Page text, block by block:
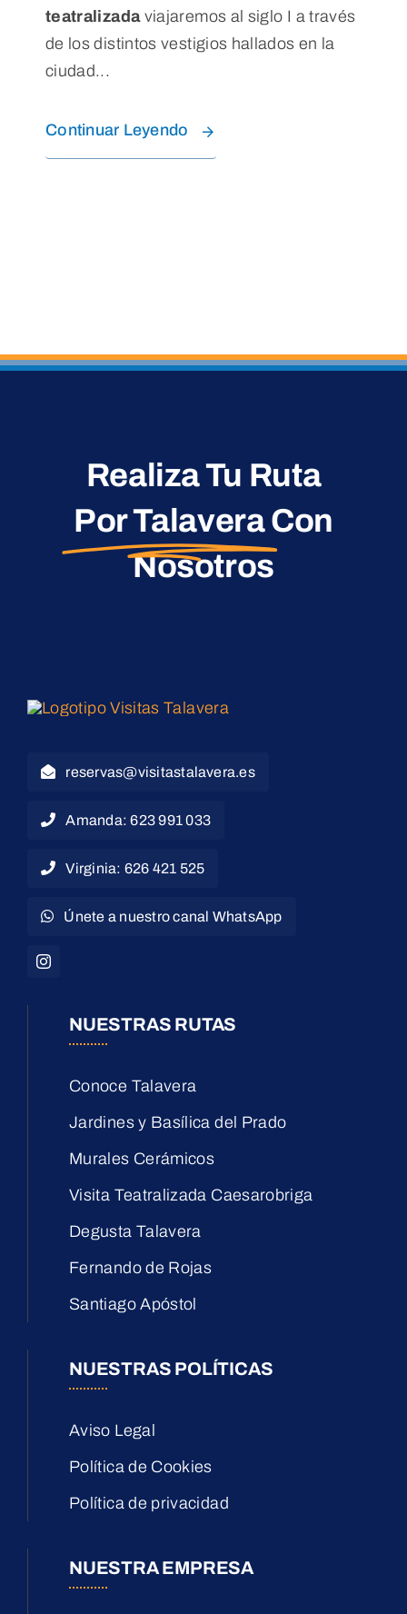
teatralizada viajaremos al siglo I a través
de los distintos vestigios hallados en la
ciudad...
Continuar Leyendo
Realiza Tu Ruta
Por TalaveraCon
Nosotros
reservas@visitastalavera.es
Amanda: 623 991 033
Virginia: 626 421 525
Únete a nuestro canal WhatsApp
NUESTRAS RUTAS
Conoce Talavera
Jardines y Basílica del Prado
Murales Cerámicos
Visita Teatralizada Caesarobriga
Degusta Talavera
Fernando de Rojas
Santiago Apóstol
NUESTRAS POLÍTICAS
Aviso Legal
Política de Cookies
Política de privacidad
NUESTRA EMPRESA